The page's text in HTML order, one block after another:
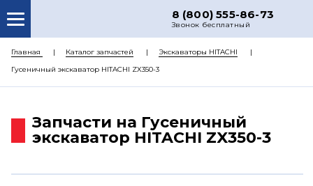
8 (800) 555-86-73
Звонок бесплатный
О НАС
КАТАЛОГ ЗАПЧАСТЕЙ
ДОСТАВКА
Главная Каталог запчастей
Экскаваторы HITACHI
Гусеничный экскаватор HITACHI ZX350-3
Запчасти на Гусеничный
экскаватор HITACHI ZX350-3